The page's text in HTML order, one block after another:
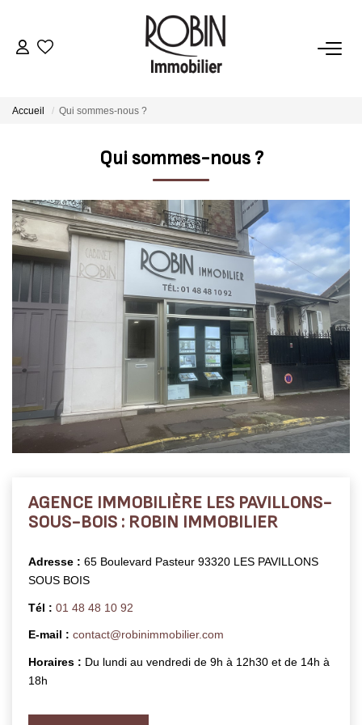
GESTION
ESTIMATION
AGENCE
CONTACT
EXTRANET
Accueil Qui sommes-nous ?
Qui sommes-nous ?
AGENCE IMMOBILIÈRE LES PAVILLONS-
SOUS-BOIS : ROBIN IMMOBILIER
Adresse : 65 Boulevard Pasteur 93320 LES PAVILLONS
SOUS BOIS
Tél : 01 48 48 10 92
E-mail : contact@robinimmobilier.com
Horaires : Du lundi au vendredi de 9h à 12h30 et de 14h à
18h